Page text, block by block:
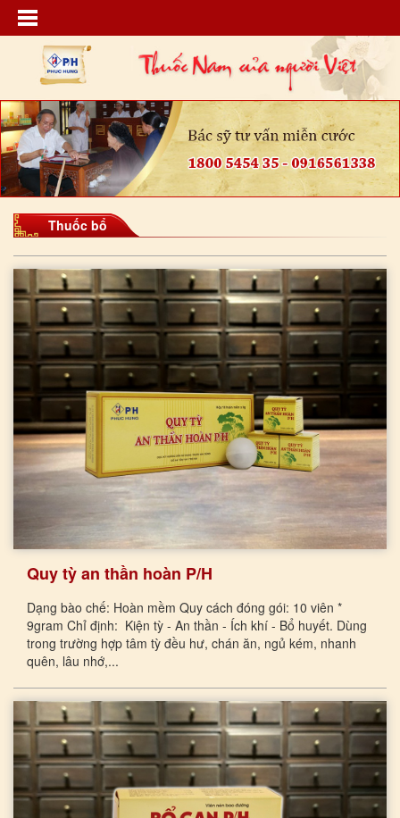
Thuốc bổ
Quy tỳ an thần hoàn P/H
Dạng bào chế: Hoàn mềm Quy cách đóng gói: 10 viên *
9gram Chỉ định: Kiện tỳ - An thần - Ích khí - Bổ huyết. Dùng
trong trường hợp tâm tỳ đều hư, chán ăn, ngủ kém, nhanh
quên, lâu nhớ,...